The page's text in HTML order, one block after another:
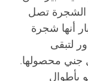
الشجرة تصل
أنها شجرة
لتبقى
جني محصولها.
بأطوال